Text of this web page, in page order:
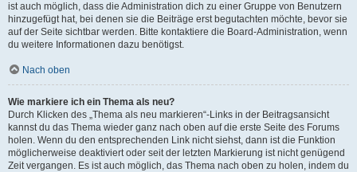
ist auch möglich, dass die Administration dich zu einer Gruppe von Benutzern
hinzugefügt hat, bei denen sie die Beiträge erst begutachten möchte, bevor sie
auf der Seite sichtbar werden. Bitte kontaktiere die Board-Administration, wenn
du weitere Informationen dazu benötigst.
Nach oben
Wie markiere ich ein Thema als neu?
Durch Klicken des „Thema als neu markieren“-Links in der Beitragsansicht
kannst du das Thema wieder ganz nach oben auf die erste Seite des Forums
holen. Wenn du den entsprechenden Link nicht siehst, dann ist die Funktion
möglicherweise deaktiviert oder seit der letzten Markierung ist nicht genügend
Zeit vergangen. Es ist auch möglich, das Thema nach oben zu holen, indem du